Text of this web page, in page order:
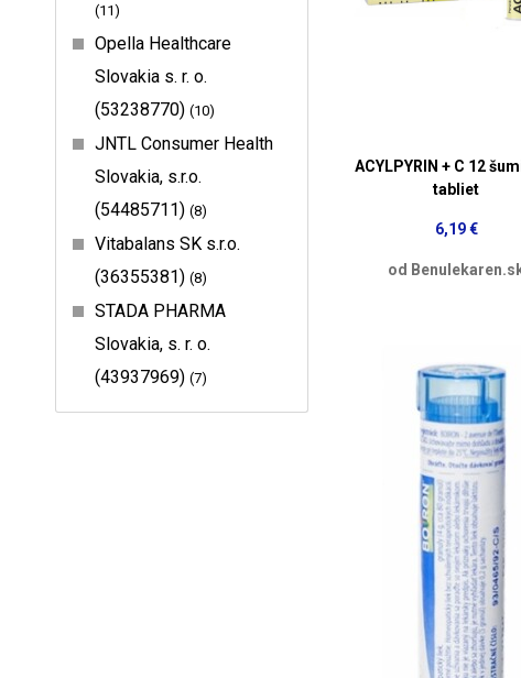
11
Opella Healthcare
Slovakia s. r. o.
(53238770) 10
JNTL Consumer Health
Slovakia, s.r.o.
(54485711) 8
Vitabalans SK s.r.o.
(36355381) 8
STADA PHARMA
Slovakia, s. r. o.
(43937969) 7
ACYLPYRIN + C 12
tabliet
6,19 €
od